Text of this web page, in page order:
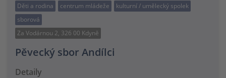
Děti a rodina centrum mládeže
kulturní / umělecký spolek
sborová
Za Vodárnou 2, 326 00 Kdyně
Pěvecký sbor Andílci
Detaily